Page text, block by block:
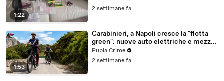
1:22
2 settimane fa
1:53
Carabinieri, a Napoli cresce la "flotta
green": nuove auto elettriche e mezzi
sostenibili anche sulle isole (25.07.26)
Pupia Crime
2 settimane fa